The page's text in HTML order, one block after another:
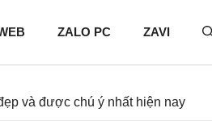
ZALO PC ZAVI
và được chú ý nhất hiện nay